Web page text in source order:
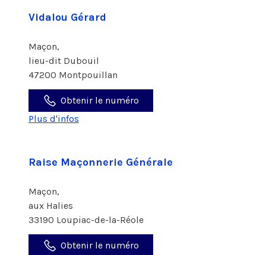
Vidalou Gérard
Maçon,
lieu-dit Dubouil
47200 Montpouillan
Obtenir le numéro
Plus d'infos
Raise Maçonnerie Générale
Maçon,
aux Halies
33190 Loupiac-de-la-Réole
Obtenir le numéro